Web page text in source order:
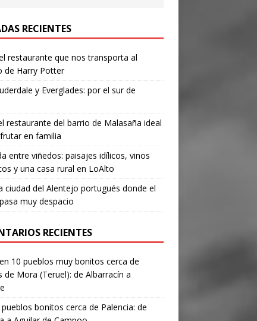
RECIENTES
restaurante que nos transporta al
de Harry Potter
y Everglades: por el sur de
restaurante del barrio de Malasaña ideal
en familia
entre viñedos: paisajes idílicos, vinos
y una casa rural en LoAlto
ciudad del Alentejo portugués donde el
muy despacio
RECIENTES
en 10 pueblos muy bonitos cerca de
de Mora (Teruel): de Albarracín a
bonitos cerca de Palencia: de